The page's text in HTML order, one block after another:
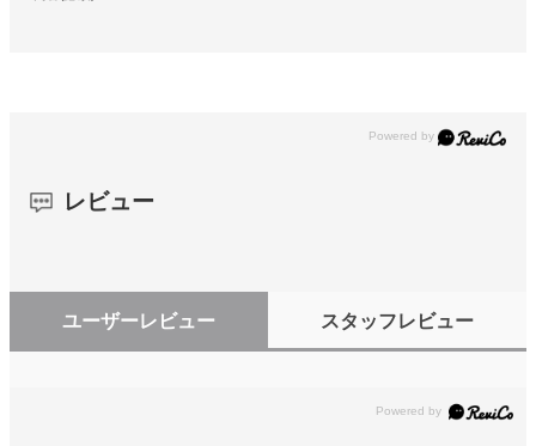
レビュー
ユーザーレビュー スタッフレビュー